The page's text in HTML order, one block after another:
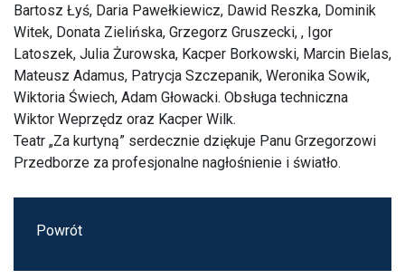
Bartosz Łyś, Daria Pawełkiewicz, Dawid Reszka, Dominik
Witek, Donata Zielińska, Grzegorz Gruszecki, , Igor
Latoszek, Julia Żurowska, Kacper Borkowski, Marcin Bielas,
Mateusz Adamus, Patrycja Szczepanik, Weronika Sowik,
Wiktoria Świech, Adam Głowacki. Obsługa techniczna
Wiktor Weprzędz oraz Kacper Wilk.
Teatr „Za kurtyną” serdecznie dziękuje Panu Grzegorzowi
Przedborze za profesjonalne nagłośnienie i światło.
Powrót